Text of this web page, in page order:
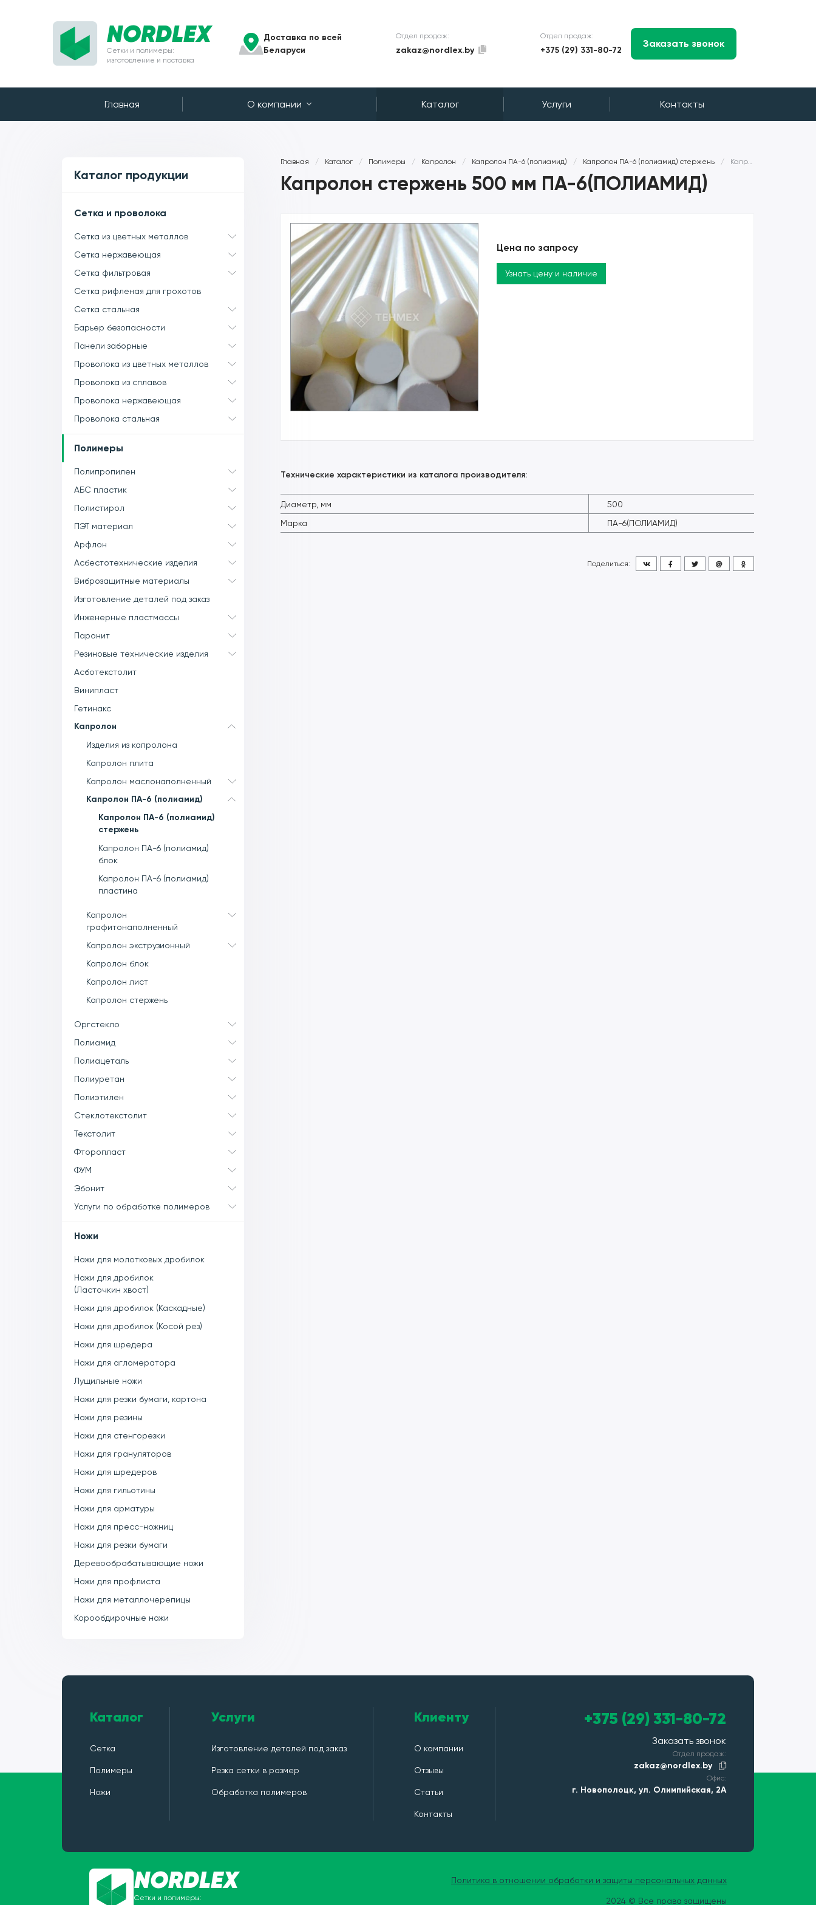
NORDLEX
Сетки и полимеры:
изготовление и поставка
Доставка по всей
Беларуси
Отдел продаж:
zakaz@nordlex.by
Отдел продаж:
+375 (29) 331-80-72
Заказать звонок
Главная О компании Каталог Услуги Контакты
Каталог продукции
Сетка и проволока
Сетка из цветных металлов
Сетка нержавеющая
Сетка фильтровая
Сетка рифленая для грохотов
Сетка стальная
Барьер безопасности
Панели заборные
Проволока из цветных металлов
Проволока из сплавов
Проволока нержавеющая
Проволока стальная
Полимеры
Полипропилен
АБС пластик
Полистирол
ПЭТ материал
Арфлон
Асбестотехнические изделия
Виброзащитные материалы
Изготовление деталей под заказ
Инженерные пластмассы
Паронит
Резиновые технические изделия
Асботекстолит
Винипласт
Гетинакс
Капролон
Изделия из капролона
Капролон плита
Капролон маслонаполненный
Капролон ПА-6 (полиамид)
Капролон ПА-6 (полиамид)
стержень
Капролон ПА-6 (полиамид)
блок
Капролон ПА-6 (полиамид)
пластина
Капролон
графитонаполненный
Капролон экструзионный
Капролон блок
Капролон лист
Капролон стержень
Оргстекло
Полиамид
Полиацеталь
Полиуретан
Полиэтилен
Стеклотекстолит
Текстолит
Фторопласт
ФУМ
Эбонит
Услуги по обработке полимеров
Ножи
Ножи для молотковых дробилок
Ножи для дробилок
(Ласточкин хвост)
Ножи для дробилок (Каскадные)
Ножи для дробилок (Косой рез)
Ножи для шредера
Ножи для агломератора
Лущильные ножи
Ножи для резки бумаги, картона
Ножи для резины
Ножи для стенгорезки
Ножи для грануляторов
Ножи для шредеров
Ножи для гильотины
Ножи для арматуры
Ножи для пресс-ножниц
Ножи для резки бумаги
Деревообрабатывающие ножи
Ножи для профлиста
Ножи для металлочерепицы
Корообдирочные ножи
Главная / Каталог / Полимеры / Капролон / Капролон ПА-6 (полиамид) / Капролон ПА-6 (полиамид) стержень / Капролон стержень 500 мм ПА-6(ПОЛИАМИД)
Капролон стержень 500 мм ПА-6(ПОЛИАМИД)
Цена по запросу
Узнать цену и наличие
Технические характеристики из каталога производителя:
Диаметр, мм
500
Марка
ПА-6(ПОЛИАМИД)
Поделиться:
Каталог
Сетка
Полимеры
Ножи
Услуги
Изготовление деталей под заказ
Резка сетки в размер
Обработка полимеров
Клиенту
О компании
Отзывы
Статьи
Контакты
+375 (29) 331-80-72
Заказать звонок
Отдел продаж:
zakaz@nordlex.by
Офис:
г. Новополоцк, ул. Олимпийская, 2А
Политика в отношении обработки и защиты персональных данных
2024 © Все права защищены
NORDLEX
Сетки и полимеры: